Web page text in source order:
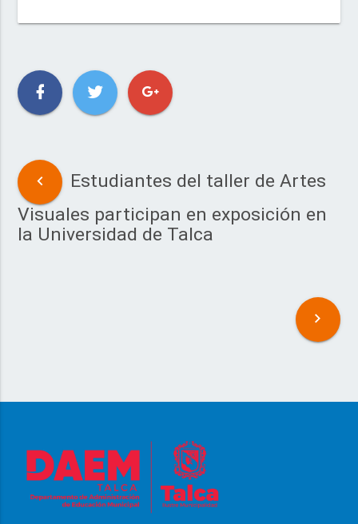
Estudiantes del taller de Artes
Visuales participan en exposición en
la Universidad de Talca